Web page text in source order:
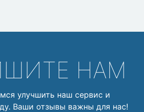
НАМ
улучшить наш сервис и
Ваши отзывы важны для нас!